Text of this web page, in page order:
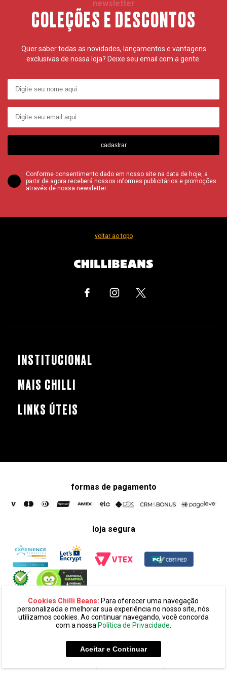
Cookies Chilli Beans: Para oferecer uma navegação
personalizada e melhorar sua experiência no nosso site, nós
utilizamos cookies. Ao continuar navegando, você concorda
com a nossa Política de Privacidade.
Aceitar e Continuar
newsletter
COLEÇÕES E DESCONTOS
Quer saber todas as novidades, lançamentos e vantagens
exclusivas de nossa loja? Deixe seu email com a gente.
cadastrar
Conforme consentimento dado em nosso site na data de hoje, a
partir de agora receberá nossos informes publicitários e promoções
através de nossa newsletter.
voltar ao topo
INSTITUCIONAL
MAIS CHILLI
LINKS ÚTEIS
formas de pagamento
loja segura
ltda. cnpj: 14.439.371/0002-60
alameda amazonas, 594, terreo mezanino, alphaville